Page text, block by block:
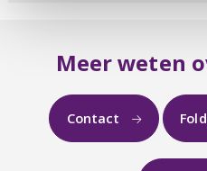
Meer weten
Contact